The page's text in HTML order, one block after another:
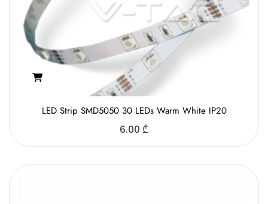
LED Strip SMD5050 30 LEDs Warm White IP20
6.00 ₾